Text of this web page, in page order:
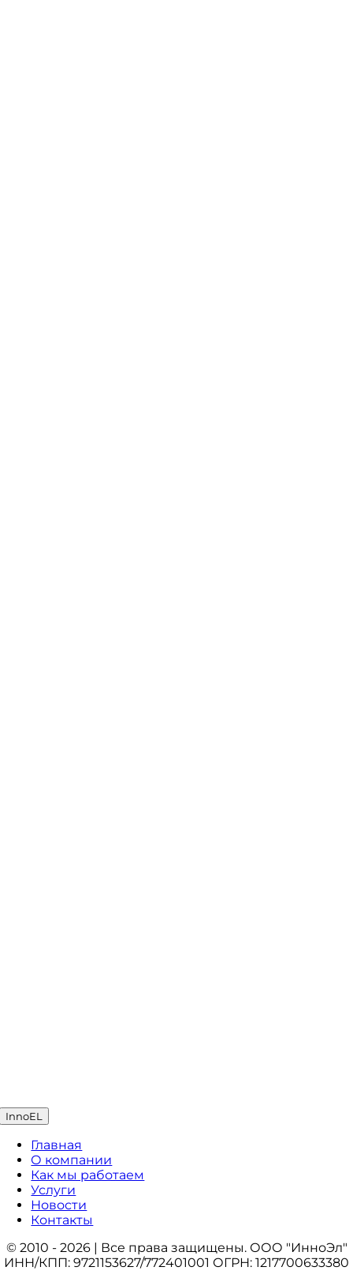
InnoEL
Главная
О компании
Как мы работаем
Услуги
Новости
Контакты
© 2010 - 2026 | Все права защищены. ООО "ИнноЭл"
ИНН/КПП: 9721153627/772401001 ОГРН: 1217700633380